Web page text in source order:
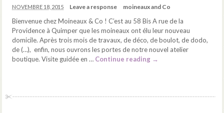
NOVEMBRE 18, 2015 Leave a response moineaux and Co
Bienvenue chez Moineaux & Co ! C’est au 58 Bis A rue de la
Providence à Quimper que les moineaux ont élu leur nouveau
domicile. Après trois mois de travaux, de déco, de boulot, de dodo,
de (…), enfin, nous ouvrons les portes de notre nouvel atelier
boutique. Visite guidée en … Continue reading →